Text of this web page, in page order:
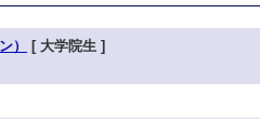
） [ 大学院生 ]